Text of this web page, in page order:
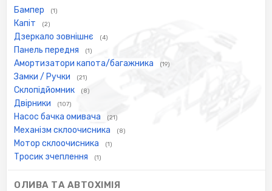
Бампер (1)
Капіт (2)
Дзеркало зовнішнє (4)
Панель передня (1)
Амортизатори капота/багажника (19)
Замки / Ручки (21)
Склопідйомник (8)
Двірники (107)
Насос бачка омивача (21)
Механізм склоочисника (8)
Мотор склоочисника (1)
Тросик зчеплення (1)
ОЛИВА ТА АВТОХІМІЯ